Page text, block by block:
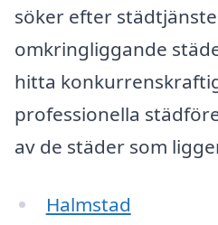
söker efter
omkringliggande
hitta
professionella
av de städer som
Halmstad